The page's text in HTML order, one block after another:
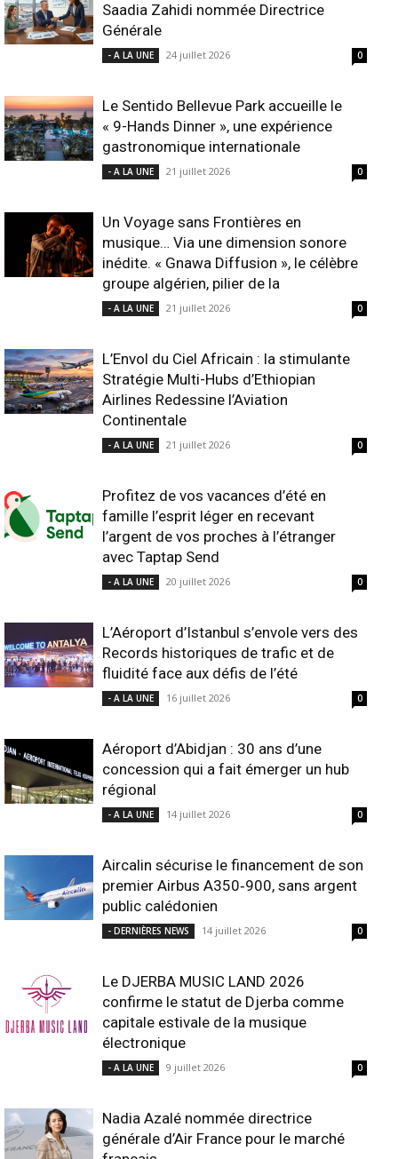
Saadia Zahidi nommée Directrice
Générale
- A LA UNE 24 juillet 2026 0
Le Sentido Bellevue Park accueille le
« 9-Hands Dinner », une expérience
gastronomique internationale
- A LA UNE 21 juillet 2026 0
Un Voyage sans Frontières en
musique… Via une dimension sonore
inédite. « Gnawa Diffusion », le célèbre
groupe algérien, pilier de la
- A LA UNE 21 juillet 2026 0
L’Envol du Ciel Africain : la stimulante
Stratégie Multi-Hubs d’Ethiopian
Airlines Redessine l’Aviation
Continentale
- A LA UNE 21 juillet 2026 0
Profitez de vos vacances d’été en
famille l’esprit léger en recevant
l’argent de vos proches à l’étranger
avec Taptap Send
- A LA UNE 20 juillet 2026 0
L’Aéroport d’Istanbul s’envole vers des
Records historiques de trafic et de
fluidité face aux défis de l’été
- A LA UNE 16 juillet 2026 0
Aéroport d’Abidjan : 30 ans d’une
concession qui a fait émerger un hub
régional
- A LA UNE 14 juillet 2026 0
Aircalin sécurise le financement de son
premier Airbus A350‑900, sans argent
public calédonien
- DERNIÈRES NEWS 14 juillet 2026 0
Le DJERBA MUSIC LAND 2026
confirme le statut de Djerba comme
capitale estivale de la musique
électronique
- A LA UNE 9 juillet 2026 0
Nadia Azalé nommée directrice
générale d’Air France pour le marché